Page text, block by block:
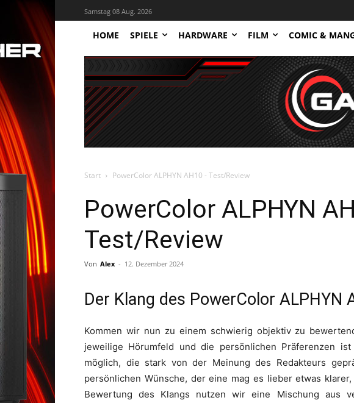
Samstag 08 Aug. 2026
HOME SPIELE HARDWARE FILM COMIC &
Start PowerColor ALPHYN AH10 - Test/Review
PowerColor ALPHYN
Test/Review
Von Alex - 12. Dezember 2024
Der Klang des PowerColor ALPHYN
Kommen wir nun zu einem schwierig objektiv zu
jeweilige Hörumfeld und die persönlichen Präferenzen
möglich, die stark von der Meinung des Redakteurs
persönlichen Wünsche, der eine mag es lieber etwas
Bewertung des Klangs nutzen wir eine Mischung aus